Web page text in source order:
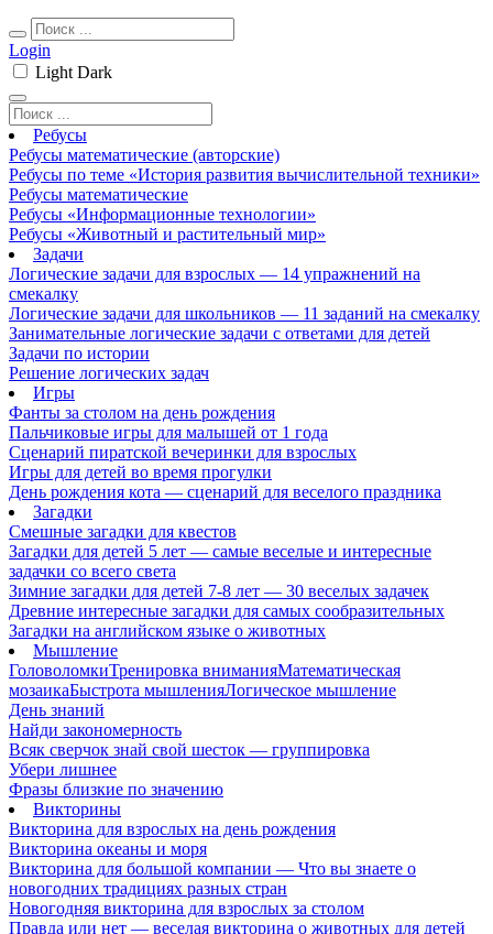
Login
Light Dark
Ребусы
Ребусы математические (авторские)
Ребусы по теме «История развития вычислительной техники»
Ребусы математические
Ребусы «Информационные технологии»
Ребусы «Животный и растительный мир»
Задачи
Логические задачи для взрослых — 14 упражнений на
смекалку
Логические задачи для школьников — 11 заданий на смекалку
Занимательные логические задачи с ответами для детей
Задачи по истории
Решение логических задач
Игры
Фанты за столом на день рождения
Пальчиковые игры для малышей от 1 года
Сценарий пиратской вечеринки для взрослых
Игры для детей во время прогулки
День рождения кота — сценарий для веселого праздника
Загадки
Смешные загадки для квестов
Загадки для детей 5 лет — самые веселые и интересные
задачки со всего света
Зимние загадки для детей 7-8 лет — 30 веселых задачек
Древние интересные загадки для самых сообразительных
Загадки на английском языке о животных
Мышление
ГоловоломкиТренировка вниманияМатематическая
мозаикаБыстрота мышленияЛогическое мышление
День знаний
Найди закономерность
Всяк сверчок знай свой шесток — группировка
Убери лишнее
Фразы близкие по значению
Викторины
Викторина для взрослых на день рождения
Викторина океаны и моря
Викторина для большой компании — Что вы знаете о
новогодних традициях разных стран
Новогодняя викторина для взрослых за столом
Правда или нет — веселая викторина о животных для детей